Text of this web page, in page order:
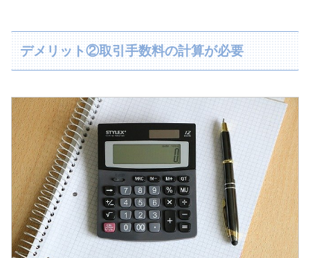
デメリット②取引手数料の計算が必要